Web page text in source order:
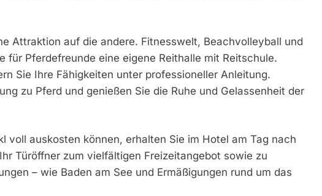
Attraktion auf die andere. Fitnesswelt, Beachvolleyball und
für Pferdefreunde eine eigene Reithalle mit Reitschule.
Sie Ihre Fähigkeiten unter professioneller Anleitung.
zu Pferd und genießen Sie die Ruhe und Gelassenheit der
voll auskosten können, erhalten Sie im Hotel am Tag nach
Türöffner zum vielfältigen Freizeitangebot sowie zu
– wie Baden am See und Ermäßigungen rund um das